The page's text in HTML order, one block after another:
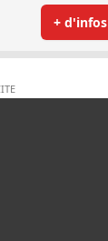
+ d'infos